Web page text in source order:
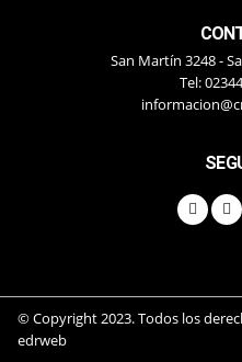
San Martín 3248 -
Tel:
© Copyright 2023. Todos los
edrweb